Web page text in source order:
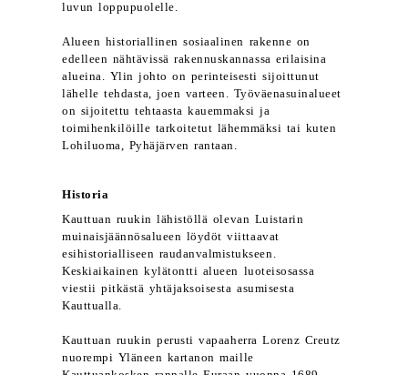
luvun loppupuolelle.
Alueen historiallinen sosiaalinen rakenne on
edelleen nähtävissä rakennuskannassa erilaisina
alueina. Ylin johto on perinteisesti sijoittunut
lähelle tehdasta, joen varteen. Työväenasuinalueet
on sijoitettu tehtaasta kauemmaksi ja
toimihenkilöille tarkoitetut lähemmäksi tai kuten
Lohiluoma, Pyhäjärven rantaan.
Historia
Kauttuan ruukin lähistöllä olevan Luistarin
muinaisjäännösalueen löydöt viittaavat
esihistorialliseen raudanvalmistukseen.
Keskiaikainen kylätontti alueen luoteisosassa
viestii pitkästä yhtäjaksoisesta asumisesta
Kauttualla.
Kauttuan ruukin perusti vapaaherra Lorenz Creutz
nuorempi Yläneen kartanon maille